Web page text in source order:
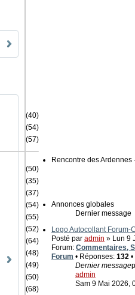
(40)
(54)
(57)
(50)
(35)
(37)
(54)
(55)
(52)
(64)
(48)
(49)
(50)
(68)
Rencontre des
Annonces globales
Dernier message
Logo Autocollant Forum-
Posté par admin » Lun 9
Forum: Commentaires,
Forum • Réponses: 132
Dernier message
admin
Sam 9 Mai 2026,